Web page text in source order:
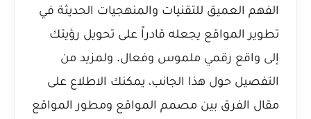
الفهم العميق للتقنيات والمنهجيات الحديثة في
تطوير المواقع يجعله قادراً على تحويل رؤيتك
إلى واقع رقمي ملموس وفعال. ولمزيد من
التفصيل حول هذا الجانب، يمكنك الاطلاع على
مقال الفرق بين مصمم المواقع ومطور المواقع